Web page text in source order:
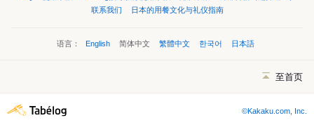
联系我们
日本的用餐文化与礼仪指南
语言： English 简体中文 繁體中文 한국어 日本語
至首页
©Kakaku.com, Inc.